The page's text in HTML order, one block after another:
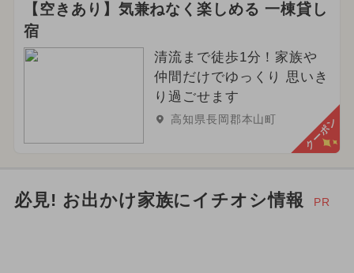
【空きあり】気兼ねなく楽しめる 一棟貸し
宿
清流まで徒歩1分！家族や
仲間だけでゆっくり 思いき
り過ごせます
高知県長岡郡本山町 クーポン
必見! お出かけ家族にイチオシ情報 PR